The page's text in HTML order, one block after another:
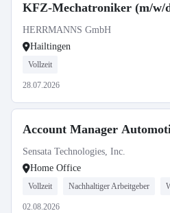
KFZ-Mechatroniker (m/w/
HERRMANNS GmbH
Hailtingen
Vollzeit
28.07.2026
Account Manager
Sensata Technologies, Inc.
Home Office
Vollzeit Nachhaltiger Arbeitgeber
02.08.2026